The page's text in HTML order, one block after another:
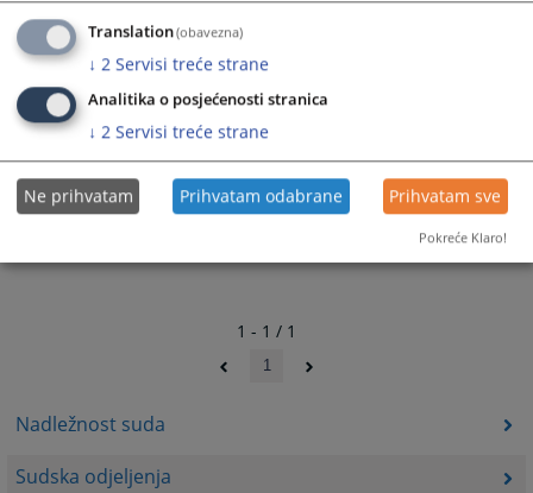
Nadležnost suda
Sudska odjeljenja
1440PREGLEDA
1 - 1 / 1
1
Translation(obavezna)
↓ 2 Servisi treće strane
Analitika o posjećenosti stranica
↓ 2 Servisi treće strane
Ne prihvatam Prihvatam odabrane Prihvatam sve
Pokreće Klaro!